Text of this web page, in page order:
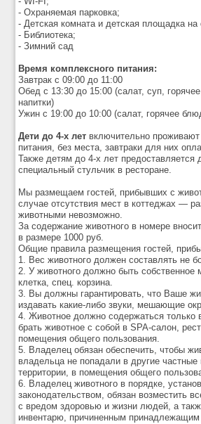
- Охраняемая парковка;
- Детская комната и детская площадка на
- Библиотека;
- Зимний сад
Время комплексного питания:
Завтрак с 09:00 до 11:00
Обед с 13:30 до 15:00 (салат, суп,
напитки)
Ужин с 19:00 до 10:00 (салат, горячее
Дети до 4-х лет включительно проживают
питания, без места, завтраки для них
Также детям до 4-х лет предоставляется
специальный стульчик в ресторане.
Мы размещаем гостей, прибывших с
случае отсутствия мест в коттеджах —
животными невозможно.
За содержание животного в номере
в размере 1000 руб.
Общие правила размещения гостей,
1. Вес животного должен составлять не
2. У животного должно быть
клетка, спец. корзина.
3. Вы должны гарантировать, что Ваше
издавать какие-либо звуки, мешающие
4. Животное должно содержаться только
брать животное с собой в SPA-салон,
помещения общего пользования.
5. Владелец обязан обеспечить, чтобы
владельца не попадали в другие
территории, в помещения общего
6. Владелец животного в порядке,
законодательством, обязан возместить
с вредом здоровью и жизни людей, а
инвентарю, причиненным